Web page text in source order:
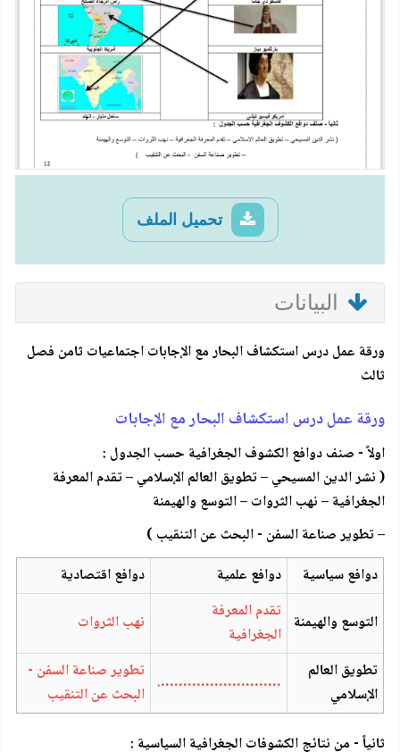
تحميل الملف
البيانات
ورقة عمل درس استكشاف البحار مع الإجابات اجتماعيات ثامن فصل
ثالث
ورقة عمل درس استكشاف البحار مع الإجابات
اولاً - صنف دوافع الكشوف الجغرافية حسب الجدول :
( نشر الدين المسيحي – تطويق العالم الإسلامي – تقدم المعرفة
الجغرافية – نهب الثروات – التوسع والهيمنة
– تطوير صناعة السفن - البحث عن التنقيب )
دوافع سياسية
دوافع علمية
دوافع اقتصادية
التوسع والهيمنة تقدم المعرفة
الجغرافية
نهب الثروات
تطويق العالم
الإسلامي
………………………. تطوير صناعة السفن -
البحث عن التنقيب
ثانياً - من نتائج الكشوفات الجغرافية السياسية :